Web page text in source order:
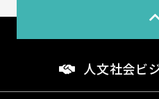
人文社会ビ